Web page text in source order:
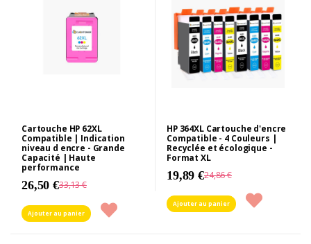
Cartouche HP 62XL
Compatible | Indication
niveau d encre - Grande
Capacité | Haute
performance
26,50 €33,13 €
Ajouter au panier
HP 364XL Cartouche d'encre
Compatible - 4 Couleurs |
Recyclée et écologique -
Format XL
19,89 €24,86 €
Ajouter au panier